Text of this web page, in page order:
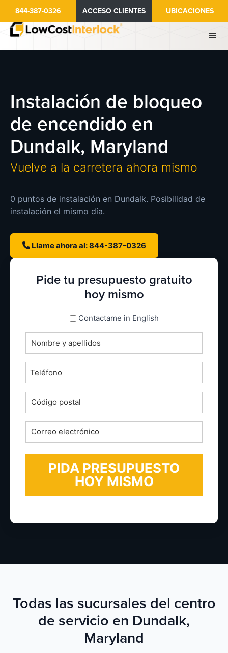
contenido
844-387-0326 ACCESO CLIENTES UBICACIONES
Instalación de bloqueo
de encendido en
Dundalk, Maryland
Vuelve a la carretera ahora mismo
0 puntos de instalación en Dundalk. Posibilidad de
instalación el mismo día.
Llame ahora al: 844-387-0326
Pide tu presupuesto gratuito
hoy mismo
espanol_espanolContactame in English
Nombre
completo
*Teléfono
Código
postal
*Correo
electrónico
*
Todas las sucursales del centro
de servicio en Dundalk,
Maryland